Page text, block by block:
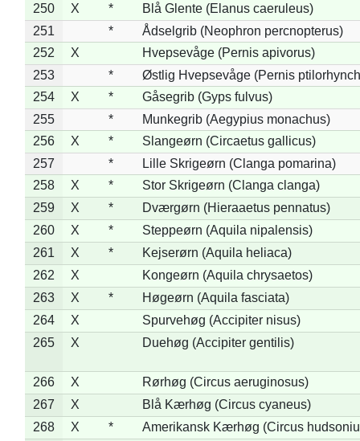
250
X *
Blå Glente (Elanus caeruleus)
251
*
Ådselgrib (Neophron percnopterus)
252
X
Hvepsevåge (Pernis apivorus)
253
*
Østlig Hvepsevåge (Pernis
254
X *
Gåsegrib (Gyps fulvus)
255
*
Munkegrib (Aegypius monachus)
256
X *
Slangeørn (Circaetus gallicus)
257
*
Lille Skrigeørn (Clanga pomarina)
258
X *
Stor Skrigeørn (Clanga clanga)
259
X *
Dværgørn (Hieraaetus pennatus)
260
X *
Steppeørn (Aquila nipalensis)
261
X *
Kejserørn (Aquila heliaca)
262
X
Kongeørn (Aquila chrysaetos)
263
X *
Høgeørn (Aquila fasciata)
264
X
Spurvehøg (Accipiter nisus)
265
X Duehøg (Accipiter gentilis)
266 X
Rørhøg (Circus aeruginosus)
267
X
Blå Kærhøg (Circus cyaneus)
268
X *
Amerikansk Kærhøg (Circus